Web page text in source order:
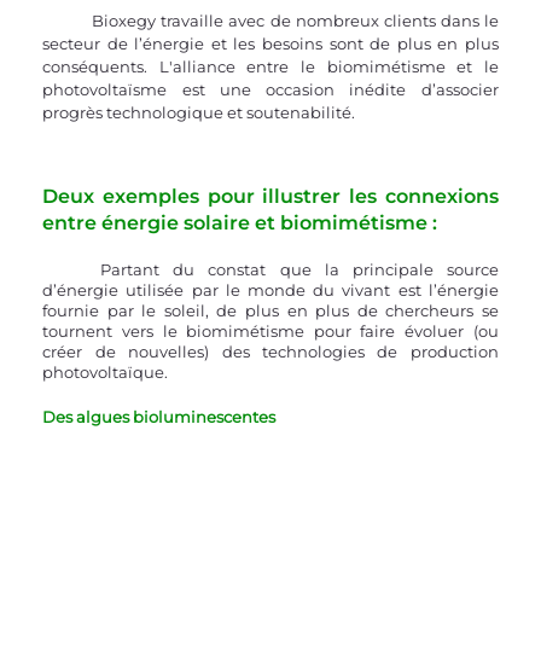
secteur de l’énergie et les besoins sont de plus en plus
conséquents. L'alliance entre le biomimétisme et le
photovoltaïsme est une occasion inédite d’associer
progrès technologique et soutenabilité.
Deux exemples pour illustrer les connexions
entre énergie solaire et biomimétisme :
d’énergie utilisée par le monde du vivant est l’énergie
fournie par le soleil, de plus en plus de chercheurs se
tournent vers le biomimétisme pour faire évoluer (ou
créer de nouvelles) des technologies de production
photovoltaïque.
Des algues bioluminescentes